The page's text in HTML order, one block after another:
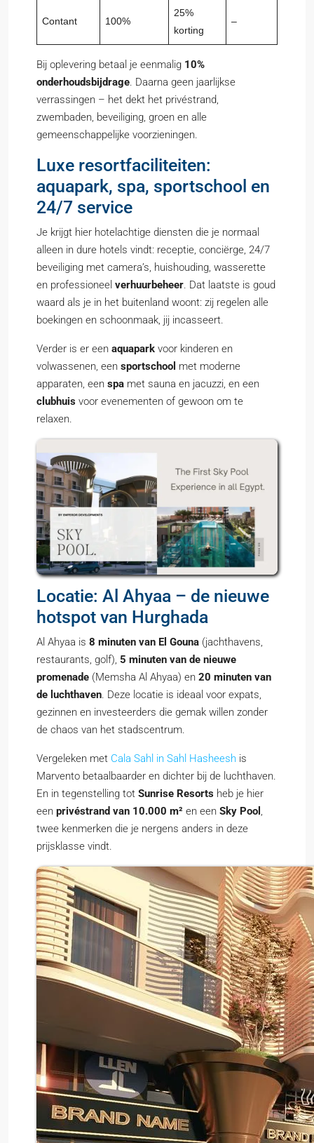
Contant 100%
25%
korting
–
Bij oplevering betaal je eenmalig 10%
onderhoudsbijdrage. Daarna geen jaarlijkse
verrassingen – het dekt het privéstrand,
zwembaden, beveiliging, groen en alle
gemeenschappelijke voorzieningen.
Luxe resortfaciliteiten:
aquapark, spa, sportschool en
24/7 service
Je krijgt hier hotelachtige diensten die je normaal
alleen in dure hotels vindt: receptie, conciërge, 24/7
beveiliging met camera’s, huishouding, wasserette
en professioneel verhuurbeheer. Dat laatste is goud
waard als je in het buitenland woont: zij regelen alle
boekingen en schoonmaak, jij incasseert.
Verder is er een aquapark voor kinderen en
volwassenen, een sportschool met moderne
apparaten, een spa met sauna en jacuzzi, en een
clubhuis voor evenementen of gewoon om te
relaxen.
Locatie: Al Ahyaa – de nieuwe
hotspot van Hurghada
Al Ahyaa is 8 minuten van El Gouna (jachthavens,
restaurants, golf), 5 minuten van de nieuwe
promenade (Memsha Al Ahyaa) en 20 minuten van
de luchthaven. Deze locatie is ideaal voor expats,
gezinnen en investeerders die gemak willen zonder
de chaos van het stadscentrum.
Vergeleken met Cala Sahl in Sahl Hasheesh is
Marvento betaalbaarder en dichter bij de luchthaven.
En in tegenstelling tot Sunrise Resorts heb je hier
een privéstrand van 10.000 m² en een Sky Pool ,
twee kenmerken die je nergens anders in deze
prijsklasse vindt.